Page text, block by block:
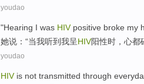
youdao
"Hearing I was HIV positive broke my
她说：“当我听到我呈HIV阳性时， 心都
youdao
HIVis not transmitted through